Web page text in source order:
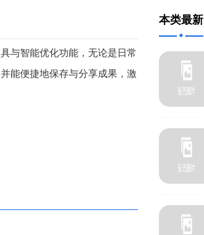
与智能优化功能，无论是日常
能便捷地保存与分享成果，激
本类最新